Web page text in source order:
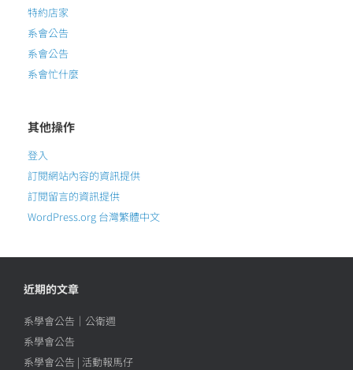
特約店家
系會公告
系會公告
系會忙什麼
其他操作
登入
訂閱網站內容的資訊提供
訂閱留言的資訊提供
WordPress.org 台灣繁體中文
近期的文章
系學會公告｜公衛週
系學會公告
系學會公告 | 活動報馬仔